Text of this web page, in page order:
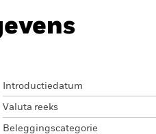
Introductiedatum
Valuta reeks
Beleggingscategorie